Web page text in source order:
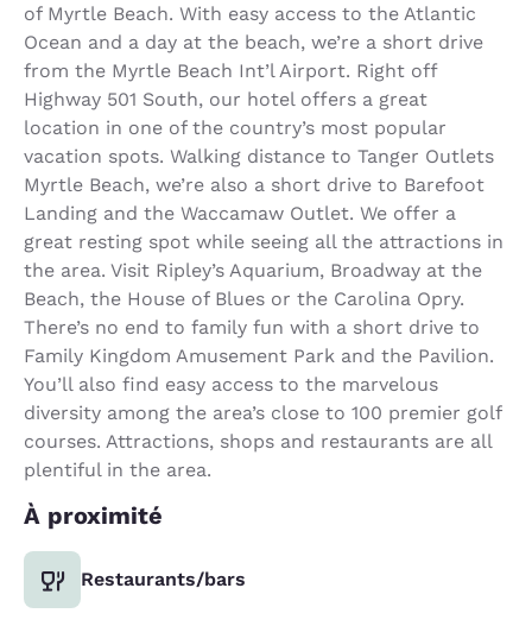
of Myrtle Beach. With easy access to the Atlantic
Ocean and a day at the beach, we’re a short drive
from the Myrtle Beach Int’l Airport. Right off
Highway 501 South, our hotel offers a great
location in one of the country’s most popular
vacation spots. Walking distance to Tanger Outlets
Myrtle Beach, we’re also a short drive to Barefoot
Landing and the Waccamaw Outlet. We offer a
great resting spot while seeing all the attractions in
the area. Visit Ripley’s Aquarium, Broadway at the
Beach, the House of Blues or the Carolina Opry.
There’s no end to family fun with a short drive to
Family Kingdom Amusement Park and the Pavilion.
You’ll also find easy access to the marvelous
diversity among the area’s close to 100 premier golf
courses. Attractions, shops and restaurants are all
plentiful in the area.
À proximité
Restaurants/bars